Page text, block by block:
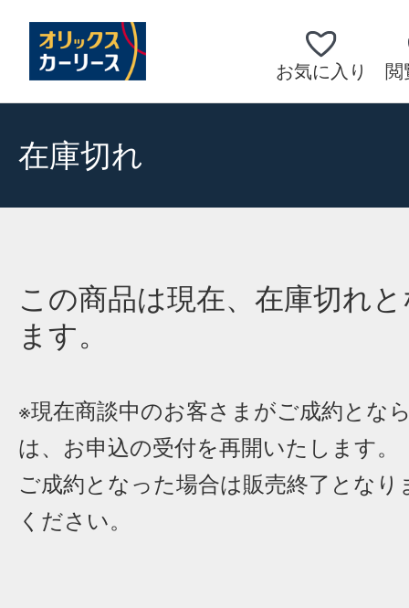
お気に入り 閲
在庫切れ
この商品は現在、在庫切れ
ます。
※現在商談中のお客さまがご成約とな
は、お申込の受付を再開いたします。
ご成約となった場合は販売終了となり
ください。